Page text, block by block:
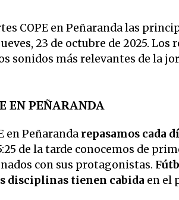
COPE en Peñaranda las
23 de octubre de 2025.
sonidos más relevantes de la
EN PEÑARANDA
en Peñaranda repasamos cada
de la tarde conocemos de
con sus protagonistas.
disciplinas tienen cabida en el